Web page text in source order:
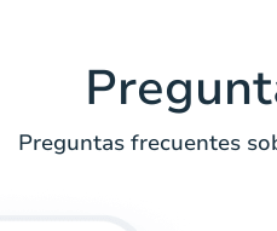
Preguntas frecuentes